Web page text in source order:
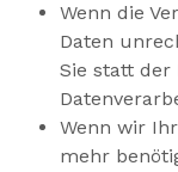
Wenn die
Daten
Sie statt der
Wenn wir
mehr